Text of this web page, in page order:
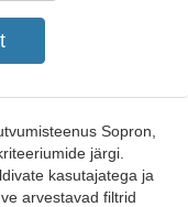
Sopron,
järgi.
kasutajatega ja
arvestavad filtrid